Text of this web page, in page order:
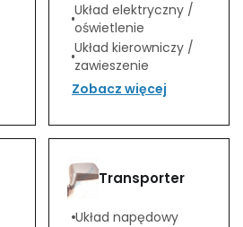
Układ elektryczny /
oświetlenie
Układ kierowniczy /
zawieszenie
Zobacz więcej
Transporter
Układ napędowy